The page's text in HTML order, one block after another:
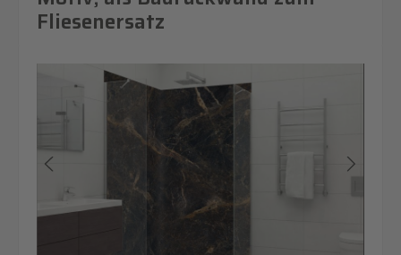
Fliesenersatz
Bildergalerie überspringen